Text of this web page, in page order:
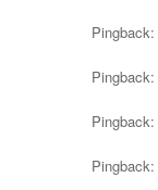
Pingback:
Pingback:
Pingback:
Pingback: